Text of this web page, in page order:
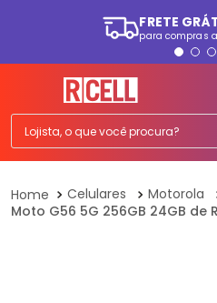
FRETE
para compras
Lojista, o que você procura?
Celulares Motorola
Moto G56 5G 256GB 24GB de
TERMOS MAIS BUSCADOS
smartphone
2º
ps5
3º
tv
5º
fone